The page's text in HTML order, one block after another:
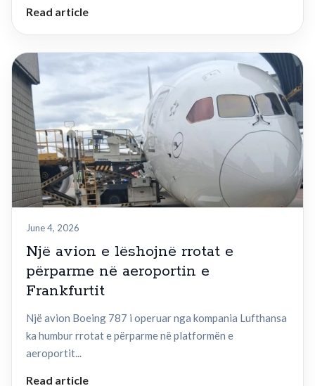
Read article
June 4, 2026
Një avion e lëshojnë rrotat e
përparme në aeroportin e
Frankfurtit
Një avion Boeing 787 i operuar nga kompania Lufthansa
ka humbur rrotat e përparme në platformën e
aeroportit...
Read article